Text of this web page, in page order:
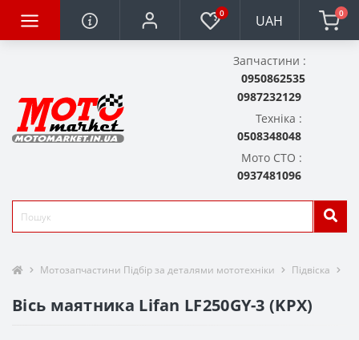
0 UAH 0
Запчастини :
0950862535
0987232129
Техніка :
0508348048
Мото СТО :
0937481096
Мотозапчастини Підбір за деталями мототехніки Підвіска
Вісь маятника Lifan LF250GY-3 (KPX)